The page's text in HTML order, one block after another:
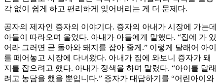
각 없이 쉽게 하고 편리하게 잊어버리는 게 더 문제다.
공자의 제자인 증자의 이야기다. 증자의 아내가 시장에 가는데
아들이 따라오며 울었다. 아내가 아들에게 말했다. “집에 가 있
어라 그러면 곧 돌아와 돼지를 잡아 줄게.” 이렇게 달래어 아이
를 떼어놓고 시장에 다녀왔다. 아내가 집에 와보니 증자가 돼
지를 잡으려고 했다. 아내가 정색을 하며 말렸다. “아이를 달래
려고 농담을 했을 뿐입니다.” 증자가 대답하기를 “어린아이와